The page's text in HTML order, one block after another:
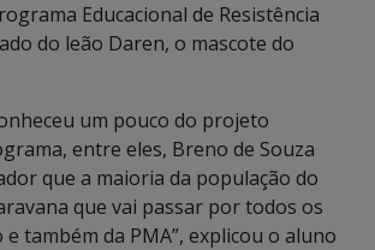
Educacional de Resistência
do leão Daren, o mascote do
um pouco do projeto
entre eles, Breno de Souza
que a maioria da população do
que vai passar por todos os
também da PMA”, explicou o aluno